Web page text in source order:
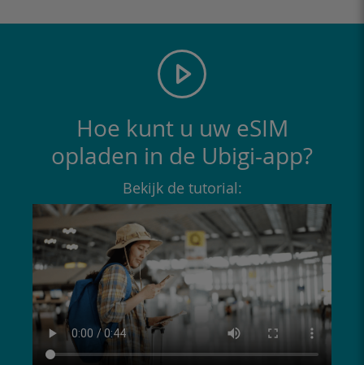
Hoe kunt u uw eSIM
opladen in de Ubigi-app?
Bekijk de tutorial: